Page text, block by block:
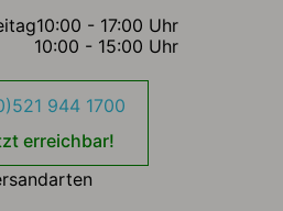
10:00 - 17:00 Uhr
10:00 - 15:00 Uhr
944 1700
erreichbar!